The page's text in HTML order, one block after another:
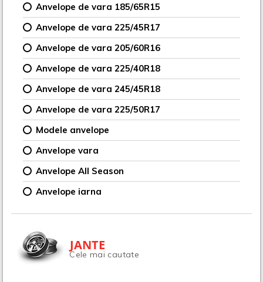
Anvelope de vara 185/65R15
Anvelope de vara 225/45R17
Anvelope de vara 205/60R16
Anvelope de vara 225/40R18
Anvelope de vara 245/45R18
Anvelope de vara 225/50R17
Modele anvelope
Anvelope vara
Anvelope All Season
Anvelope iarna
JANTE
Cele mai cautate